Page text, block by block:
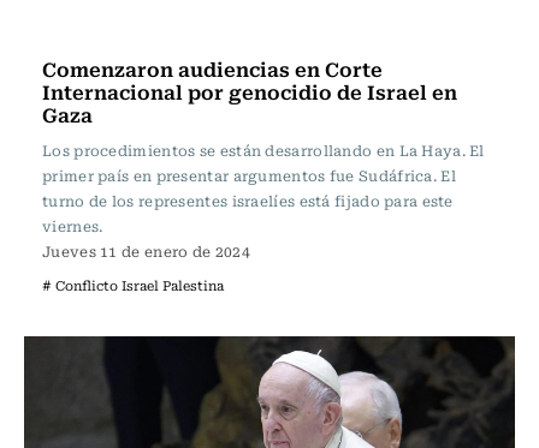
Comenzaron audiencias en Corte
Internacional por genocidio de Israel en
Gaza
Los procedimientos se están desarrollando en La Haya. El
primer país en presentar argumentos fue Sudáfrica. El
turno de los representes israelíes está fijado para este
viernes.
Jueves 11 de enero de 2024
# Conflicto Israel Palestina